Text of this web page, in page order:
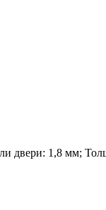
двери: 1,8 мм;